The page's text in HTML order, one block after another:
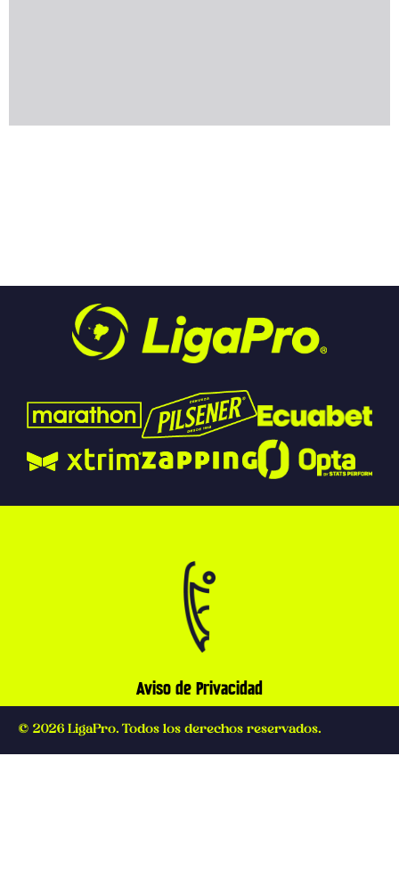
Aviso de Privacidad
© 2026 LigaPro. Todos los derechos reservados.